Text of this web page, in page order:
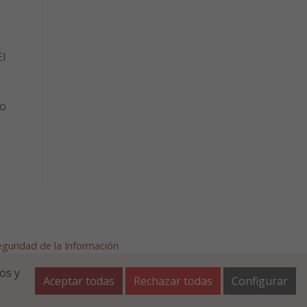
de la Información
y
Aceptar todas Rechazar todas Configurar